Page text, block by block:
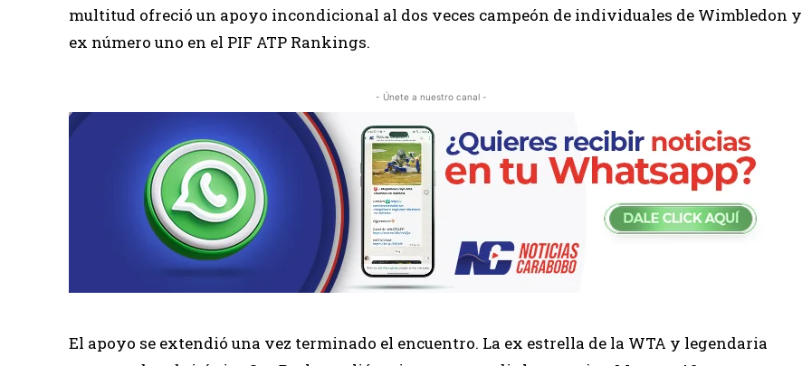
multitud ofreció un apoyo incondicional al dos veces campeón de individuales de Wimbledon y
ex número uno en el PIF ATP Rankings.
- Únete a nuestro canal -
El apoyo se extendió una vez terminado el encuentro. La ex estrella de la WTA y legendaria